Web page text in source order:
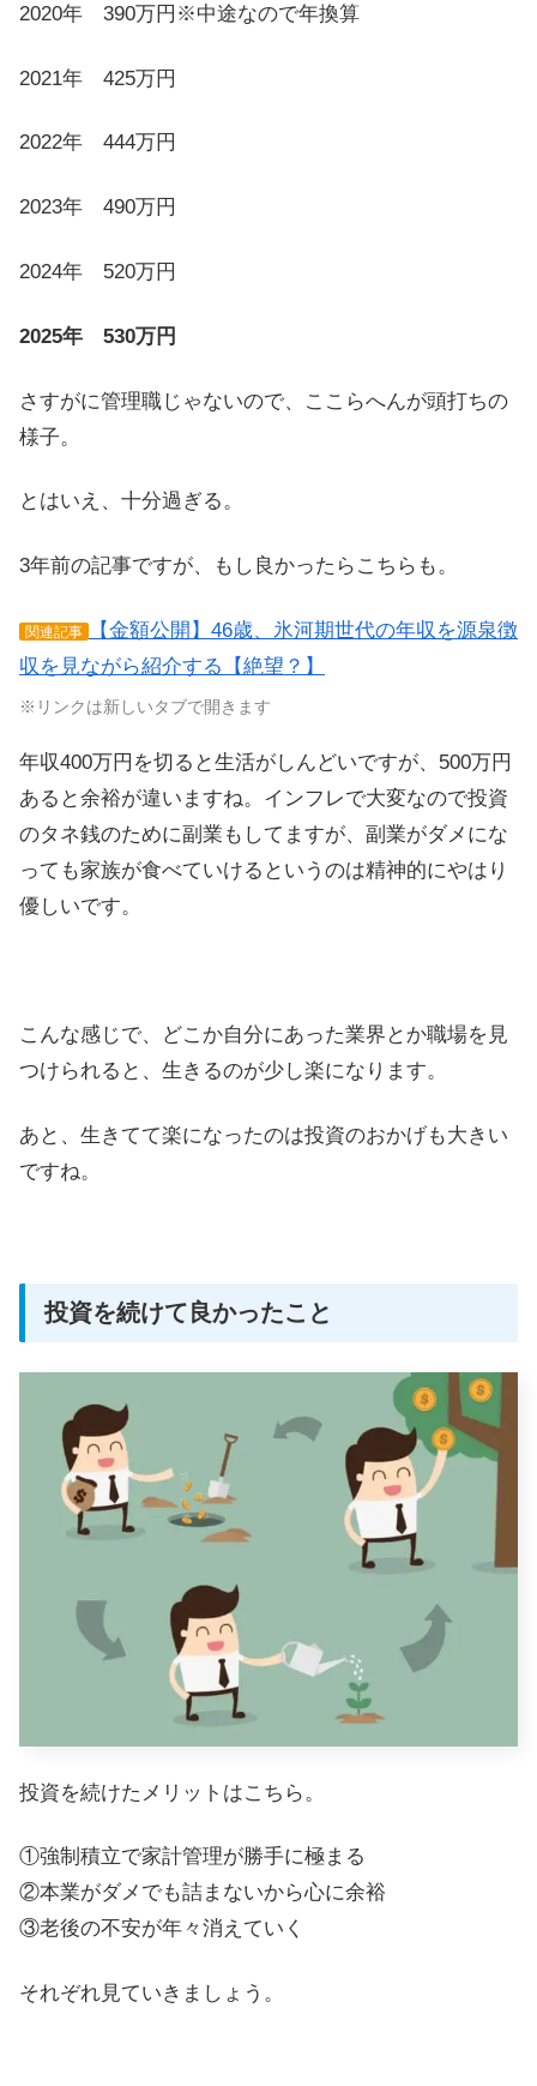
2020年 390万円※中途なので年換算
2021年 425万円
2022年 444万円
2023年 490万円
2024年 520万円
2025年 530万円
さすがに管理職じゃないので、ここらへんが頭打ちの
様子。
とはいえ、十分過ぎる。
3年前の記事ですが、もし良かったらこちらも。
関連記事
【金額公開】46歳、氷河期世代の年収を源泉徴
収を見ながら紹介する【絶望？】
※リンクは新しいタブで開きます
年収400万円を切ると生活がしんどいですが、500万円
あると余裕が違いますね。インフレで大変なので投資
のタネ銭のために副業もしてますが、副業がダメにな
っても家族が食べていけるというのは精神的にやはり
優しいです。
こんな感じで、どこか自分にあった業界とか職場を見
つけられると、生きるのが少し楽になります。
あと、生きてて楽になったのは投資のおかげも大きい
ですね。
投資を続けて良かったこと
投資を続けたメリットはこちら。
①強制積立で家計管理が勝手に極まる
②本業がダメでも詰まないから心に余裕
③老後の不安が年々消えていく
それぞれ見ていきましょう。